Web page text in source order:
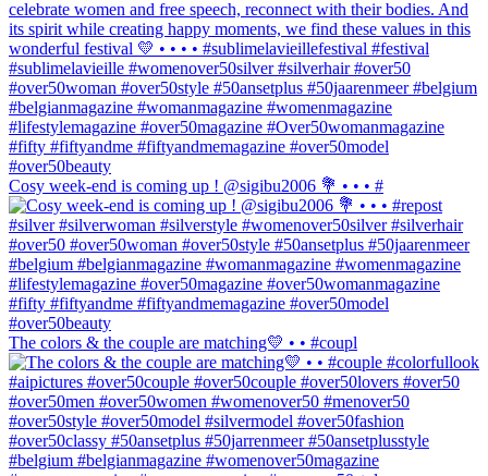
Cosy week-end is coming up ! @sigibu2006 💐 • • • #
The colors & the couple are matching💛 • • #coupl